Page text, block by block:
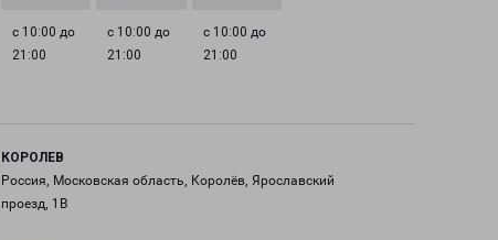
с 10:00 до
21:00
с 10:00 до
21:00
с 10:00 до
21:00
КОРОЛЕВ
Россия, Московская область, Королёв, Ярославский
проезд, 1В